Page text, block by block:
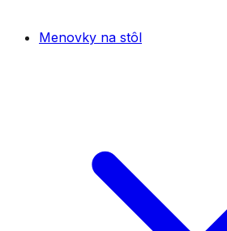
Menovky na stôl